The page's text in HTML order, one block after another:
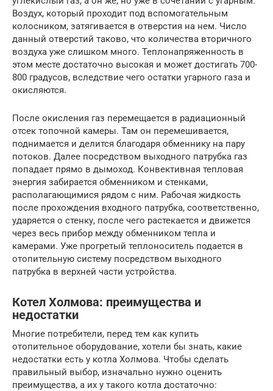
Воздух, который проходит под вспомогательным
колосником, затягивается в отверстия на нем. Число
данный отверстий таково, что количества вторичного
воздуха уже слишком много. Теплонапряженность в
этом месте достаточно высокая и может достигать 700-
800 градусов, вследствие чего остатки угарного газа и
окисляются.
После окисления газ перемещается в радиационный
отсек топочной камеры. Там он перемешивается,
поднимается и делится благодаря обменнику на пару
потоков. Далее посредством выходного патрубка газ
попадает прямо в дымоход. Конвективная тепловая
энергия забирается обменником и стенками,
располагающимися рядом с ним. Рабочая жидкость
после прохождения входного патрубка, соответственно,
ударяется о стенку, после чего растекается и движется
через весь прибор между обменником тепла и
камерами. Уже прогретый теплоноситель подается в
отопительную систему посредством выходного
патрубка в верхней части устройства.
Котел Холмова: преимущества и
недостатки
Многие потребители, перед тем как купить
отопительное оборудование, хотели бы знать, какие
недостатки есть у котла Холмова. Чтобы сделать
правильный выбор, изначально нужно оценить
преимущества, а их у такого котла достаточно: